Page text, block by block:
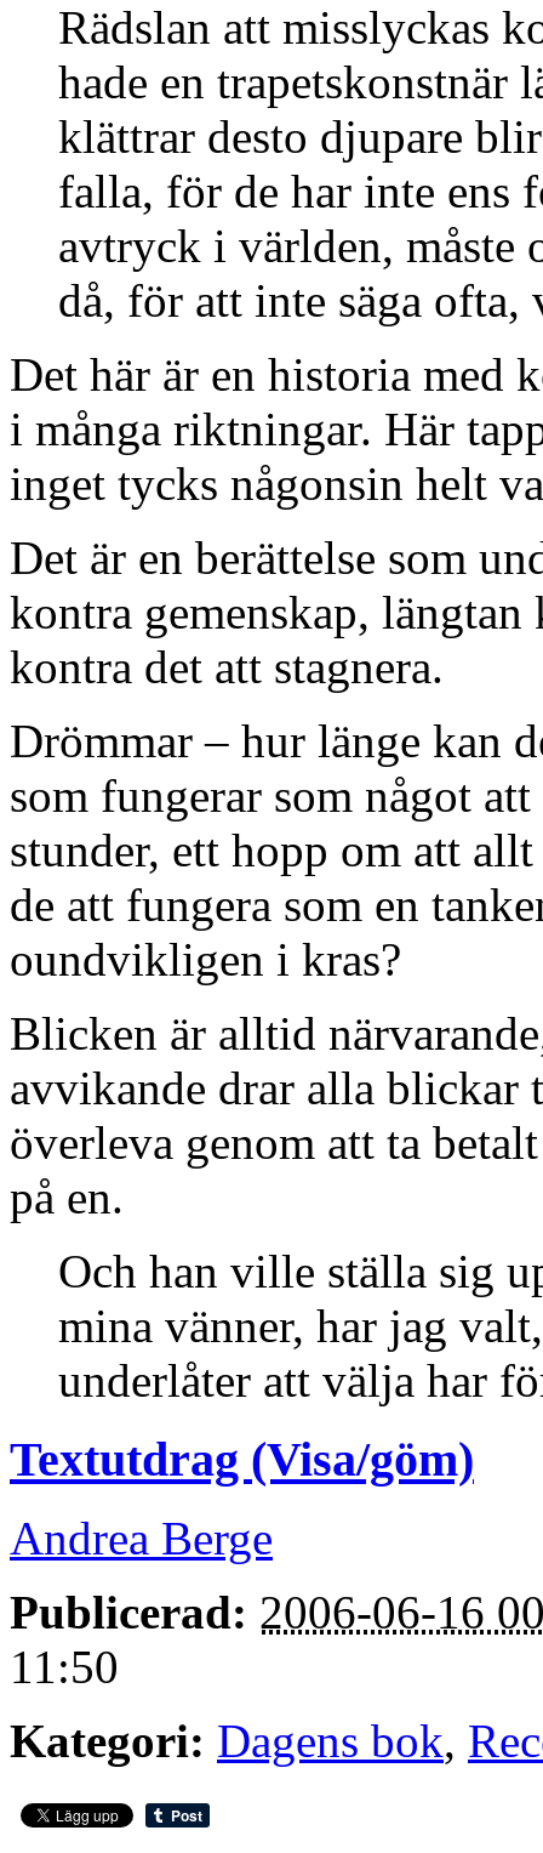
Rädslan att misslyckas
hade en trapetskonstnär
klättrar desto djupare
falla, för de har inte ens
avtryck i världen, måste
då, för att inte säga ofta,
Det här är en historia med
i många riktningar. Här
inget tycks någonsin helt
Det är en berättelse som
kontra gemenskap,
kontra det att stagnera.
Drömmar – hur länge kan
som fungerar som något
stunder, ett hopp om att
de att fungera som en
oundvikligen i kras?
Blicken är alltid
avvikande drar alla
överleva genom att ta
på en.
Och han ville ställa sig
mina vänner, har jag
underlåter att välja har
Textutdrag (Visa/göm)
Andrea Berge
Publicerad: 2006-06-16
11:50
Kategori: Dagens bok,